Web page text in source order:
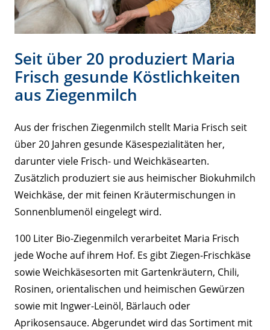
Seit über 20 produziert Maria
Frisch gesunde Köstlichkeiten
aus Ziegenmilch
Aus der frischen Ziegenmilch stellt Maria Frisch seit
über 20 Jahren gesunde Käsespezialitäten her,
darunter viele Frisch- und Weichkäsearten.
Zusätzlich produziert sie aus heimischer Biokuhmilch
Weichkäse, der mit feinen Kräutermischungen in
Sonnenblumenöl eingelegt wird.
100 Liter Bio-Ziegenmilch verarbeitet Maria Frisch
jede Woche auf ihrem Hof. Es gibt Ziegen-Frischkäse
sowie Weichkäsesorten mit Gartenkräutern, Chili,
Rosinen, orientalischen und heimischen Gewürzen
sowie mit Ingwer-Leinöl, Bärlauch oder
Aprikosensauce. Abgerundet wird das Sortiment mit